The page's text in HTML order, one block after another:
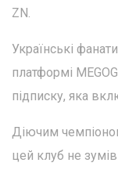
ZN.
Українські
платформі
підписку, яка
Діючим
цей клуб не зумів